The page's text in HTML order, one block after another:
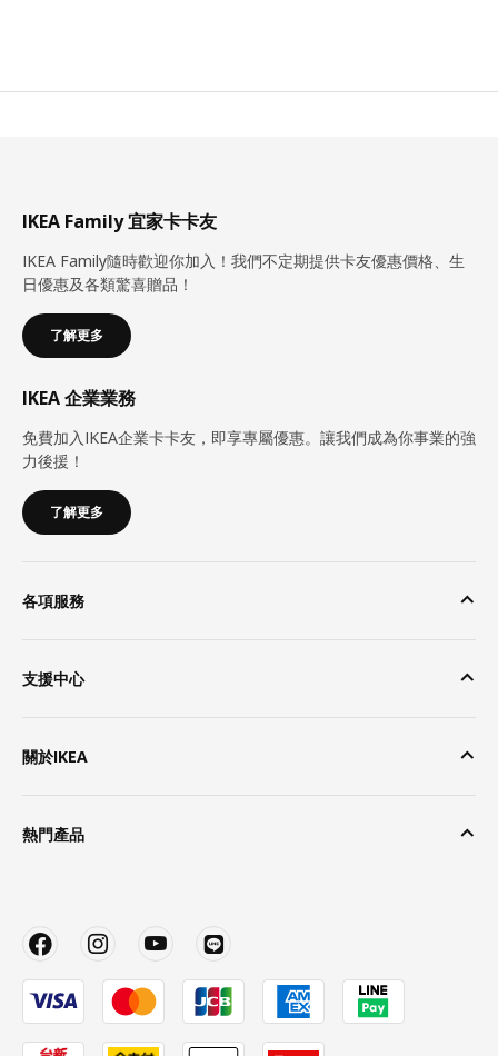
IKEA Family 宜家卡卡友
IKEA Family隨時歡迎你加入！我們不定期提供卡友優惠價格、生
日優惠及各類驚喜贈品！
了解更多
IKEA 企業業務
免費加入IKEA企業卡卡友，即享專屬優惠。讓我們成為你事業的強
力後援！
了解更多
各項服務
支援中心
關於IKEA
熱門產品